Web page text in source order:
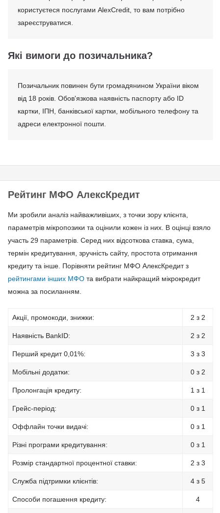
користуєтеся послугами AlexCredit, то вам потрібно
зареєструватися.
Які вимоги до позичальника?
Позичальник повинен бути громадянином України віком
від 18 років. Обов'язкова наявність паспорту або ID
картки, ІПН, банківської картки, мобільного телефону та
адреси електронної пошти.
Рейтинг МФО АлексКредит
Ми зробили аналіз найважливіших, з точки зору клієнта,
параметрів мікропозики та оцінили кожен із них. В оцінці взяло
участь 29 параметрів. Серед них відсоткова ставка, сума,
термін кредитування, зручність сайту, простота отримання
кредиту та інше. Порівняти рейтинг МФО АлексКредит з
рейтингами інших МФО та вибрати найкращий мікрокредит
можна за посиланням.
Акції, промокоди, знижки: 2 з 2
Наявність BankID: 2 з 2
Перший кредит 0,01%: 3 з 3
Мобільні додатки: 0 з 2
Пролонгація кредиту: 1 з 1
Грейс-період: 0 з 1
Оффлайн точки видачі: 0 з 1
Різні програми кредитування: 0 з 1
Розмір стандартної процентної ставки: 2 з 3
Служба підтримки клієнтів: 4 з 5
Способи погашення кредиту: 4